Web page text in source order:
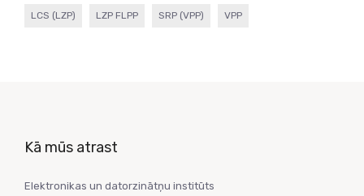
LCS (LZP) LZP FLPP SRP (VPP) VPP
Kā mūs atrast
Elektronikas un datorzinātņu institūts